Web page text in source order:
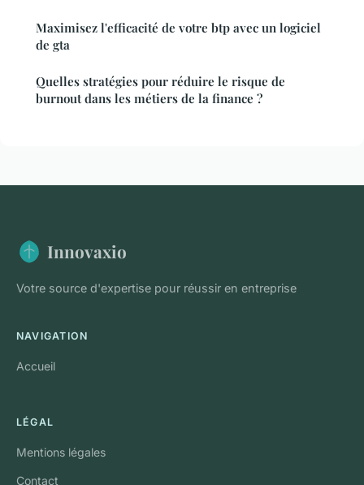
Maximisez l'efficacité de votre btp avec un logiciel
de gta
Quelles stratégies pour réduire le risque de
burnout dans les métiers de la finance ?
Innovaxio
Votre source d'expertise pour réussir en entreprise
NAVIGATION
Accueil
LÉGAL
Mentions légales
Contact